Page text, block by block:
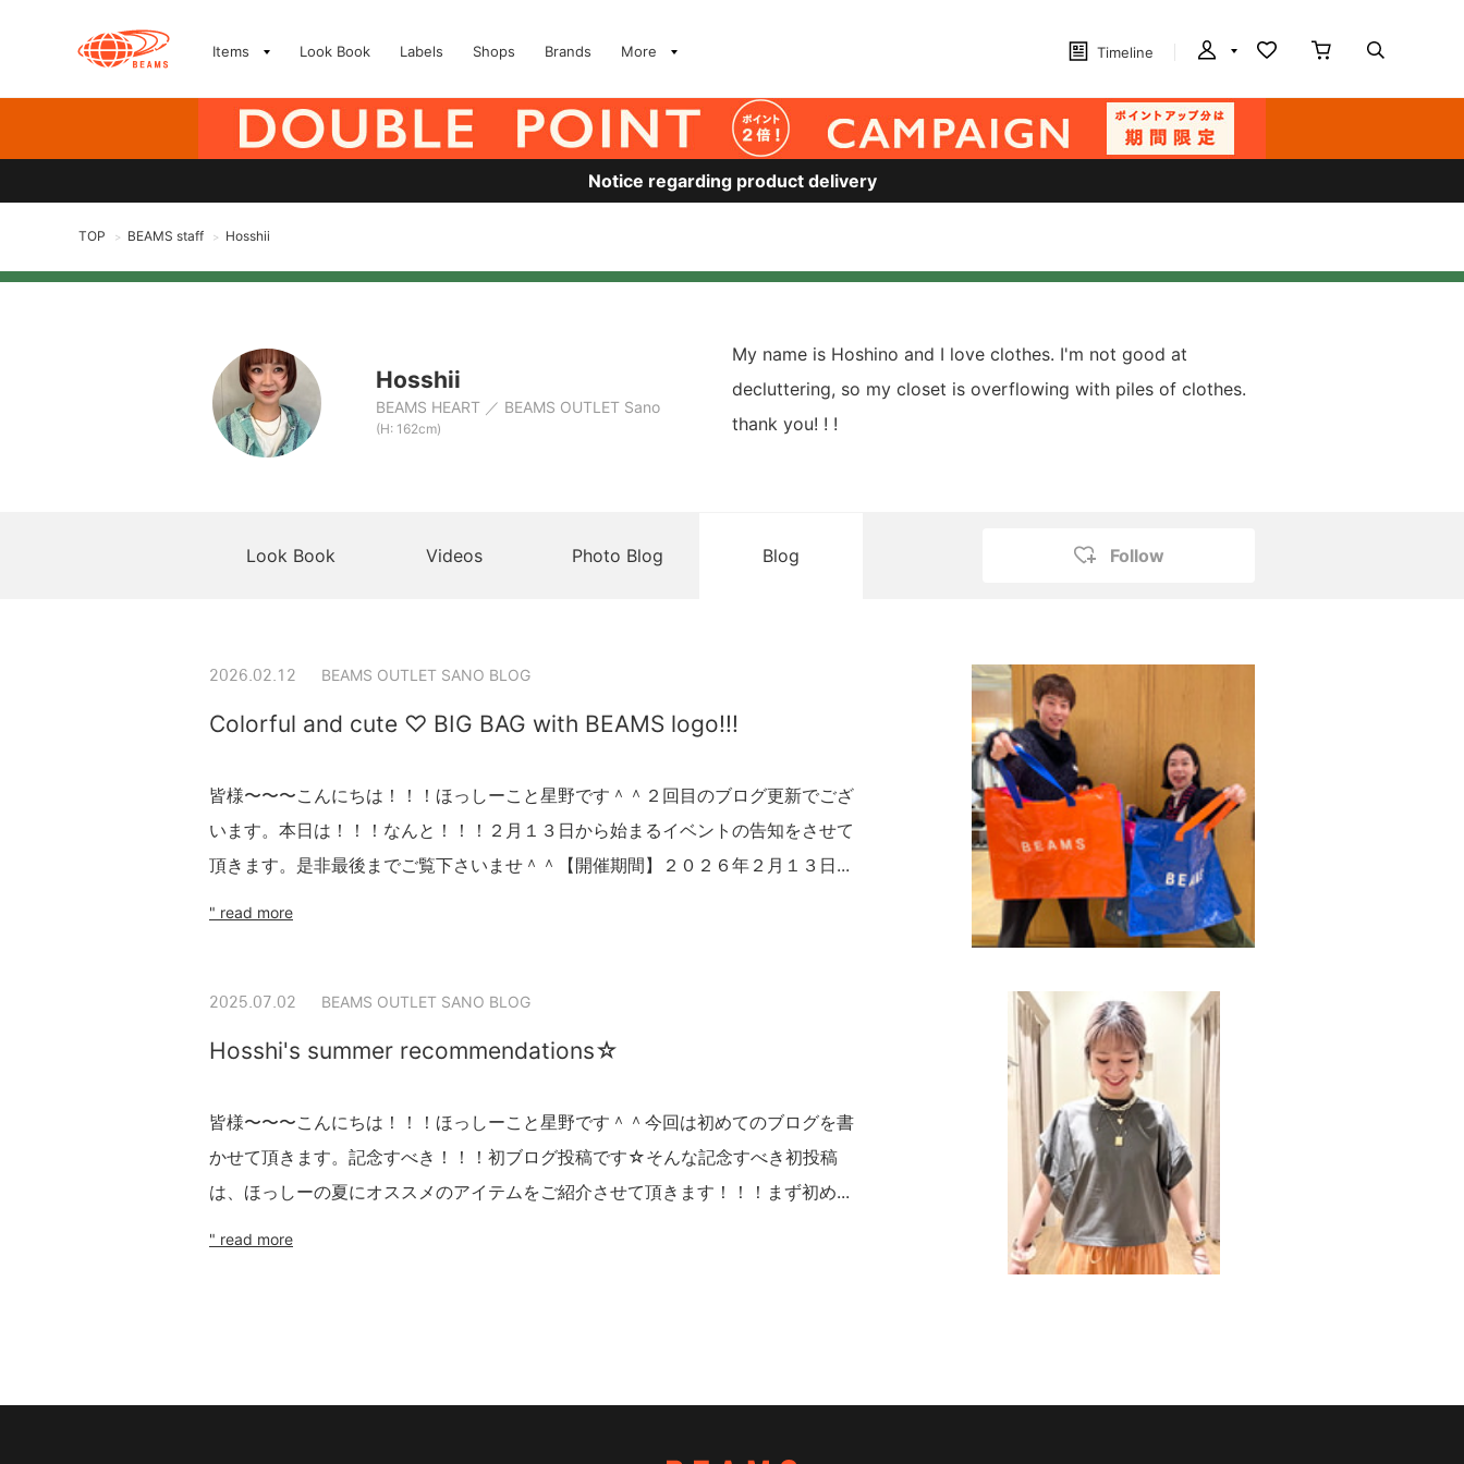
Items Look Book Labels Shops Brands More Timeline
Notice regarding product delivery
TOP > BEAMS staff > Hosshii
Hosshii
BEAMS HEART BEAMS OUTLET Sano
(H: 162cm)
My name is Hoshino and I love clothes. I'm not good at
decluttering, so my closet is overflowing with piles of clothes.
thank you! ! !
Look Book Videos Photo Blog Blog Follow
2026.02.12 BEAMS OUTLET SANO BLOG
Colorful and cute ♡ BIG BAG with BEAMS logo!!!
皆様〜〜〜こんにちは！！！ほっしーこと星野です＾＾２回目のブログ更新でござ
います。本日は！！！なんと！！！２月１３日から始まるイベントの告知をさせて
頂きます。是非最後までご覧下さいませ＾＾【開催期間】２０２６年２月１３日...
" read more
2025.07.02 BEAMS OUTLET SANO BLOG
Hosshi's summer recommendations☆
皆様〜〜〜こんにちは！！！ほっしーこと星野です＾＾今回は初めてのブログを書
かせて頂きます。記念すべき！！！初ブログ投稿です☆そんな記念すべき初投稿
は、ほっしーの夏にオススメのアイテムをご紹介させて頂きます！！！まず初め...
" read more